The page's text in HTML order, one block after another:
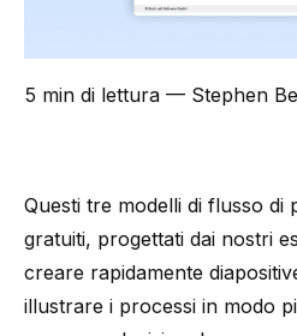
5 min di lettura — Stephen
Questi tre modelli di flusso di
gratuiti, progettati dai nostri
creare rapidamente
illustrare i processi in modo